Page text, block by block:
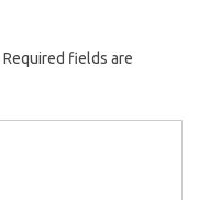
Required fields are